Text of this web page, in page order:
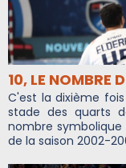
10, LE NOMBRE
C'est la dixième
stade des quarts
nombre
de la saison 2002-